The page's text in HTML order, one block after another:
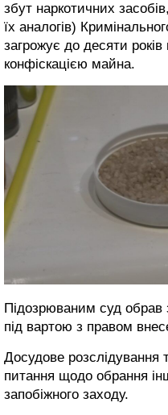
збут наркотичних
їх аналогів)
загрожує до десяти
конфіскацією майна.
Підозрюваним суд обрав
під вартою з правом
Досудове розслідування
питання щодо обрання
запобіжного заходу.